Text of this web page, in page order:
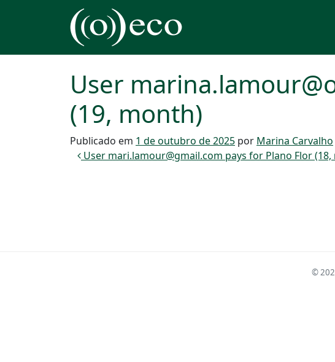
Pular para o conteúdo
Navegação principal
User
(19, month)
Publicado em 1 de outubro de 2025 por Marina Carvalho
Navegação de post
User mari.lamour@gmail.com pays for Plano Flor
©